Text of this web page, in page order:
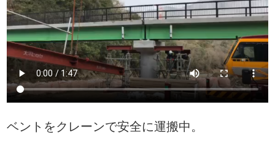
ベントをクレーンで安全に運搬中。